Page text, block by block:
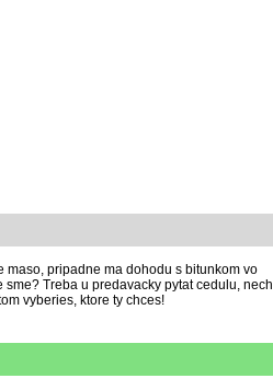
pripadne ma dohodu s bitunkom vo
Treba u predavacky pytat cedulu, nech
vyberies, ktore ty chces!